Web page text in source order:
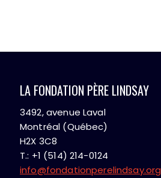
LA FONDATION PÈRE LINDSAY
3492, avenue Laval
Montréal (Québec)
H2X 3C8
T.: +1 (514) 214-0124
info@fondationperelindsay.org